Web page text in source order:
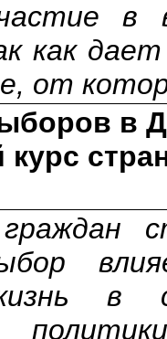
в
как
от
в
курс
в